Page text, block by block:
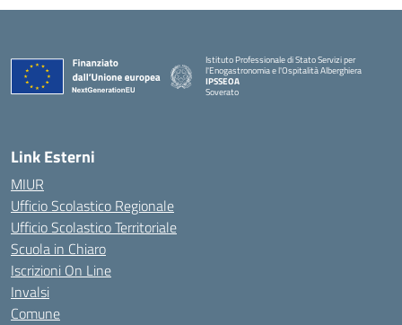
Istituto Professionale di Stato Servizi per
l'Enogastronomia e l'Ospitalità Alberghiera
IPSSEOA
Soverato
Link Esterni
MIUR
Ufficio Scolastico Regionale
Ufficio Scolastico Territoriale
Scuola in Chiaro
Iscrizioni On Line
Invalsi
Comune